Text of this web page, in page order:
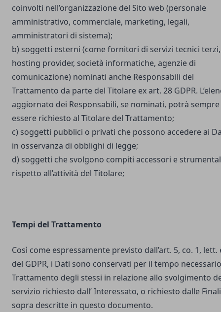
coinvolti nell’organizzazione del Sito web (personale
amministrativo, commerciale, marketing, legali,
amministratori di sistema);
b) soggetti esterni (come fornitori di servizi tecnici terzi,
hosting provider, società informatiche, agenzie di
comunicazione) nominati anche Responsabili del
Trattamento da parte del Titolare ex art. 28 GDPR.
aggiornato dei Responsabili, se nominati, potrà sempre
essere richiesto al Titolare del Trattamento;
c) soggetti pubblici o privati che possono accedere ai
in osservanza di obblighi di legge;
d) soggetti che svolgono compiti accessori e
rispetto all’attività del Titolare;
Tempi del Trattamento
Così come espressamente previsto dall’art. 5, co. 1, lett.
del GDPR, i Dati sono conservati per il tempo
Trattamento degli stessi in relazione allo svolgimento
servizio richiesto dall’ Interessato, o richiesto dalle
sopra descritte in questo documento.